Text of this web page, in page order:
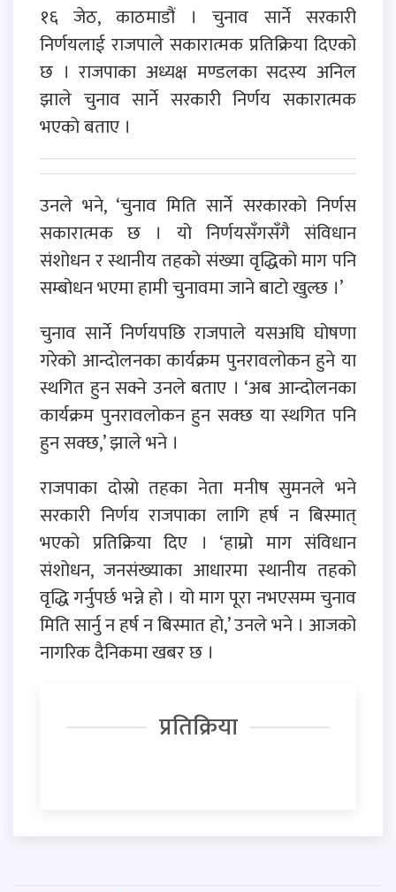
१६ जेठ, काठमाडौं । चुनाव सार्ने सरकारी
निर्णयलाई राजपाले सकारात्मक प्रतिक्रिया दिएको
छ । राजपाका अध्यक्ष मण्डलका सदस्य अनिल
झाले चुनाव सार्ने सरकारी निर्णय सकारात्मक
भएको बताए ।
उनले भने, ‘चुनाव मिति सार्ने सरकारको निर्णस
सकारात्मक छ । यो निर्णयसँगसँगै संविधान
संशोधन र स्थानीय तहको संख्या वृद्धिको माग पनि
सम्बोधन भएमा हामी चुनावमा जाने बाटो खुल्छ ।’
चुनाव सार्ने निर्णयपछि राजपाले यसअघि घोषणा
गरेको आन्दोलनका कार्यक्रम पुनरावलोकन हुने या
स्थगित हुन सक्ने उनले बताए । ‘अब आन्दोलनका
कार्यक्रम पुनरावलोकन हुन सक्छ या स्थगित पनि
हुन सक्छ,’ झाले भने ।
राजपाका दोस्रो तहका नेता मनीष सुमनले भने
सरकारी निर्णय राजपाका लागि हर्ष न बिस्मात्
भएको प्रतिक्रिया दिए । ‘हाम्रो माग संविधान
संशोधन, जनसंख्याका आधारमा स्थानीय तहको
वृद्धि गर्नुपर्छ भन्ने हो । यो माग पूरा नभएसम्म चुनाव
मिति सार्नु न हर्ष न बिस्मात हो,’ उनले भने । आजको
नागरिक दैनिकमा खबर छ ।
प्रतिक्रिया